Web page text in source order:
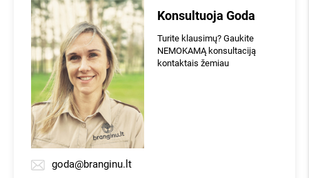
Konsultuoja Goda
Turite klausimų? Gaukite
NEMOKAMĄ konsultaciją
kontaktais žemiau
goda@branginu.lt